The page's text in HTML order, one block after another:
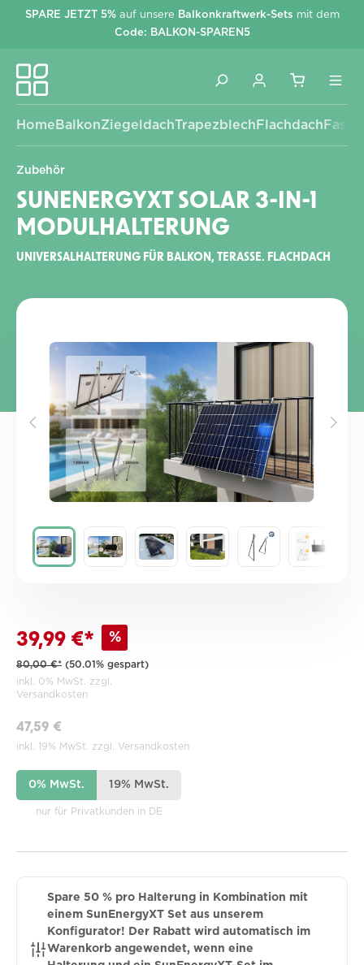
springen
SPARE JETZT 5%auf unsere Balkonkraftwerk-Sets mit dem
Code: BALKON-SPAREN5
Home BalkonZiegeldachTrapezblech Flachdach
Zubehör
SUNENERGYXT SOLAR 3-IN-1
MODULHALTERUNG
UNIVERSALHALTERUNG FÜR BALKON, TERASSE. FLACHDACH
39,99 €* %
80,00 €* (50.01% gespart)
inkl. 0% MwSt. zzgl.
Versandkosten
47,59 €
inkl. 19% MwSt. zzgl. Versandkosten
0% MwSt. 19% MwSt.
nur für Privatkunden in DE
Spare 50 % pro Halterung in Kombination mit
einem SunEnergyXT Set aus unserem
Konfigurator! Der Rabatt wird automatisch im
Warenkorb angewendet, wenn eine